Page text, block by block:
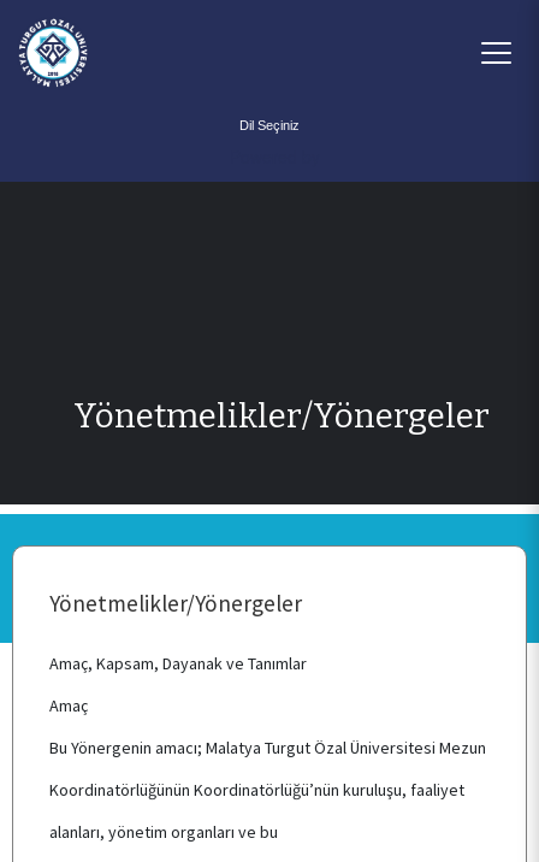
ANA SAYFA
HAKKIMIZDA
Yönetmelikler/Yönergeler
Yönetmelikler/Yönergeler
Amaç, Kapsam, Dayanak ve Tanımlar
Amaç
Bu Yönergenin amacı; Malatya Turgut Özal Üniversitesi Mezun
Koordinatörlüğünün Koordinatörlüğü’nün kuruluşu, faaliyet
alanları, yönetim organları ve bu